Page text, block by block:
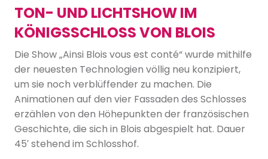
TON- UND LICHTSHOW IM
KÖNIGSSCHLOSS VON BLOIS
Die Show „Ainsi Blois vous est conté“ wurde mithilfe
der neuesten Technologien völlig neu konzipiert,
um sie noch verblüffender zu machen. Die
Animationen auf den vier Fassaden des Schlosses
erzählen von den Höhepunkten der französischen
Geschichte, die sich in Blois abgespielt hat. Dauer
45′ stehend im Schlosshof.